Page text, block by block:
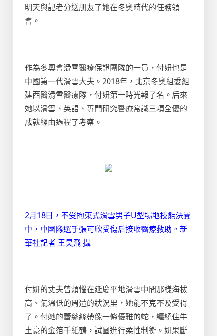
明天與記者分送朋友了她在冬奧時代的任務領
會。
作為冬奧會滑雪醫療保證團隊的一員，付妍也是
中國第一代滑雪大夫。2018年，北京冬奧組委組
建西醫滑雪醫療隊，付妍第一時光報了名。后來
她以滑雪、英語、專門研究醫療常識三項全優的
成就經由過程了考察。
2月18日，不受拘束式滑雪男子U型場地技能決賽
中，中國隊選手張可欣受傷后接收醫療救助。新
華社記者 王昊飛 攝
付妍的丈夫曾煩惱在延慶平地滑雪中間那樣海拔
高、氣溫低的周遭的狀況里，她能不克不及受得
了。付她的蕾絲絲帶像一條優雅的蛇，纏繞住牛
土豪的金箔千紙鶴，試圖進行柔性制衡。妍果斷